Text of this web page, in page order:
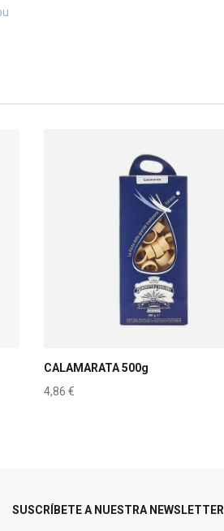
CALAMARATA 500g
4,86 €
SUSCRÍBETE A NUESTRA NEWSLETTER